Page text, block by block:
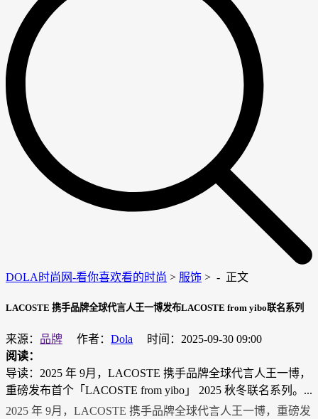
DOLA时尚网-看你喜欢看的时尚 > 服饰 > - 正文
LACOSTE 携手品牌全球代言人王一博发布LACOSTE from yibo联名系列
来源： 品牌 作者： Dola
时间：2025-09-30 09:00
阅读：
导读：2025 年 9月，LACOSTE 携手品牌全球代言人王一博，
重磅发布首个「LACOSTE from yibo」 2025 秋冬联名系列。...
2025 年 9月，LACOSTE 携手品牌全球代言人王一博，重磅发